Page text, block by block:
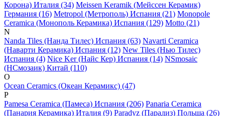
Корона) Италия (34) Meissen Keramik (Мейсcен Керамик)
Германия (16) Metropol (Метрополь) Испания (21) Monopole
Ceramica (Монополь Керамика) Испания (129) Motto (21)
N
Nanda Tiles (Нанда Тилес) Испания (63) Navarti Ceramica
(Наварти Керамика) Испания (12) New Tiles (Нью Тилес)
Испания (4) Nice Ker (Найс Кер) Испания (14) NSmosaic
(НСмозаик) Китай (110)
O
Ocean Ceramics (Океан Керамикс) (47)
P
Pamesa Ceramica (Памеса) Испания (206) Panaria Ceramica
(Панария Керамика) Италия (9) Paradyz (Парадиз) Польша (26)